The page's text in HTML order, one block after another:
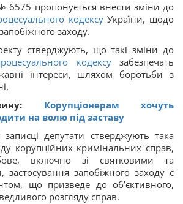
6575 пропонується внести зміни до
кодексуУкраїни, щодо
заходу.
стверджують, що такі зміни до
кодексузабезпечать
інтереси, шляхом боротьби з
Корупціонерам хочуть
на волю під заставу
депутати стверджують така
корупційних кримінальних справ,
включно зі святковими та
запобіжного заходу є
що призведе до об’єктивного,
розгляду справ.